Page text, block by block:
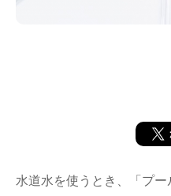
水道水を使うとき、「プ